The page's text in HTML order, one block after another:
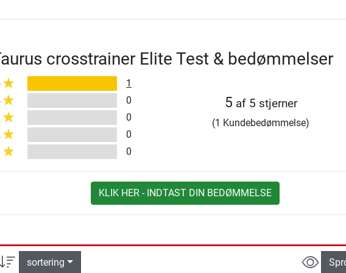
crosstrainer Elite Test & bedømmelser
1
0
0
0
0
5 af 5 stjerner
(1 Kundebedømmelse)
KLIK HER - INDTAST DIN BEDØMMELSE
sortering